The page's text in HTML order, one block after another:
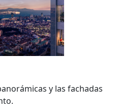
y las fachadas